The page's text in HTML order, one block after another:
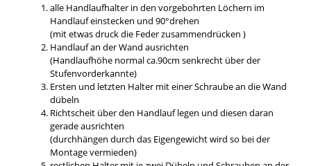
alle Handlaufhalter in den vorgebohrten Löchern im
Handlauf einstecken und 90°drehen
(mit etwas druck die Feder zusammendrücken )
Handlauf an der Wand ausrichten
(Handlaufhöhe normal ca.90cm senkrecht über der
Stufenvorderkannte)
Ersten und letzten Halter mit einer Schraube an die Wand
dübeln
Richtscheit über den Handlauf legen und diesen daran
gerade ausrichten
(durchhängen durch das Eigengewicht wird so bei der
Montage vermieden)